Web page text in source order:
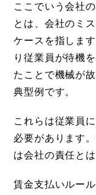
ここでいう会社
とは、会社のミ
ケースを指しま
り従業員が待機
たことで機械が
典型例です。
これらは従業員
必要があります
は会社の責任と
賃金支払いルー